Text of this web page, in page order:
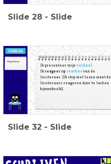
Slide 28 - Slide
Ik presenteer mijnverhaal.
Ikreageer op reacties van de
luisteraar. (Ik stop met lezen want de
luisteraars reageren door te lachen
bijvoorbeeld).
Dit ga ik leren.
Slide 32 - Slide